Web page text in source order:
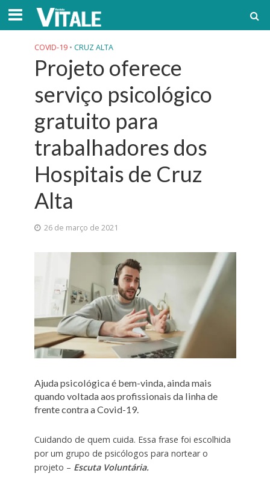
COVID-19 • CRUZ ALTA
Projeto oferece
serviço psicológico
gratuito para
trabalhadores dos
Hospitais de Cruz
Alta
26 de março de 2021
Ajuda psicológica é bem-vinda, ainda mais
quando voltada aos profissionais da linha de
frente contra a Covid-19.
Cuidando de quem cuida. Essa frase foi escolhida
por um grupo de psicólogos para nortear o
projeto – Escuta Voluntária.